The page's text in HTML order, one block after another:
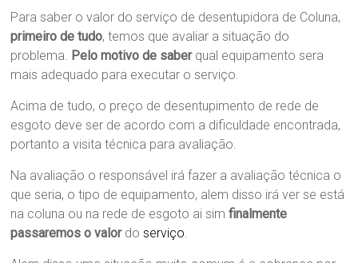
Para saber o valor do serviço de desentupidora de Coluna,
primeiro de tudo, temos que avaliar a situação do
problema. Pelo motivo de saberqual equipamento sera
mais adequado para executar o serviço.
Acima de tudo, o preço de desentupimento de rede de
esgoto deve ser de acordo com a dificuldade encontrada,
portanto a visita técnica para avaliação.
Na avaliação o responsável irá fazer a avaliação técnica o
que seria, o tipo de equipamento, alem disso irá ver se está
na coluna ou na rede de esgoto ai simfinalmente
passaremos o valordoserviço.